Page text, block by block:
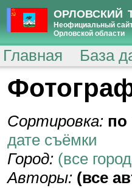
ОРЛОВСКИЙ
Неофициальный
Орловской области
Главная База
Сортировка: по
дате съёмки
Город: (все
Авторы: (все